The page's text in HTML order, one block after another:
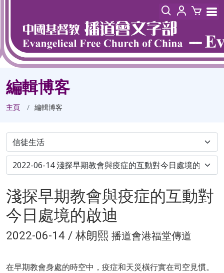
編輯博客
主頁 編輯博客
淺探早期教會與疫症的互動對
今日處境的啟迪
2022-06-14 / 林朗熙 播道會港福堂傳道
在早期教會身處的時空中，疫症和天災橫行實在司空見慣。